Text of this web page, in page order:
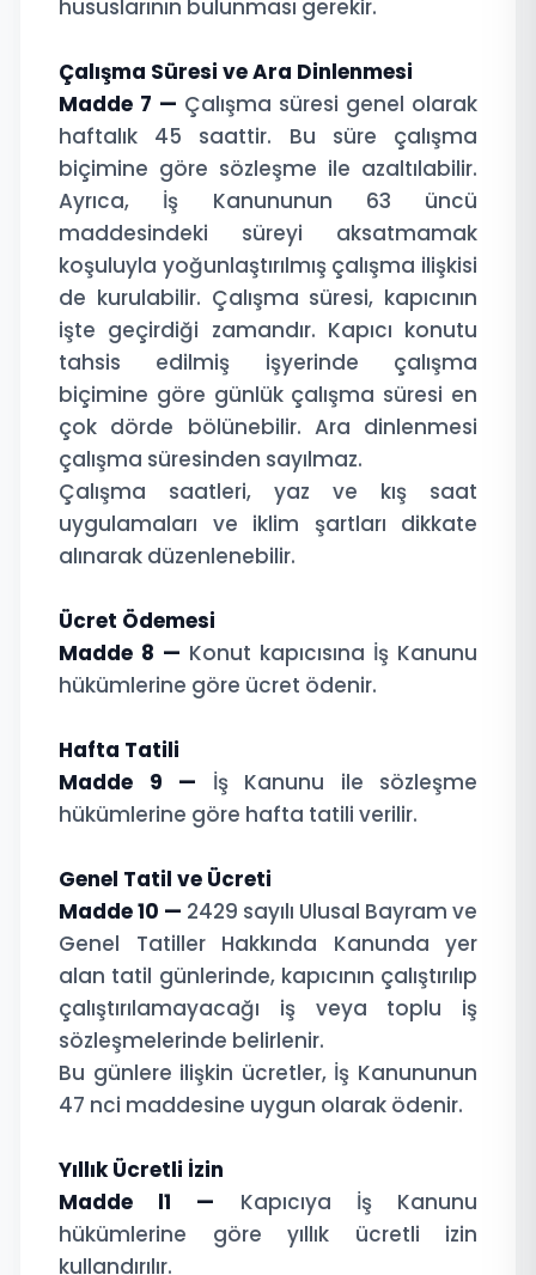
hususlarının bulunması gerekir.
Çalışma Süresi ve Ara Dinlenmesi
Madde 7 — Çalışma süresi genel olarak
haftalık 45 saattir. Bu süre çalışma
biçimine göre sözleşme ile azaltılabilir.
Ayrıca, İş Kanununun 63 üncü
maddesindeki süreyi aksatmamak
koşuluyla yoğunlaştırılmış çalışma ilişkisi
de kurulabilir. Çalışma süresi, kapıcının
işte geçirdiği zamandır. Kapıcı konutu
tahsis edilmiş işyerinde çalışma
biçimine göre günlük çalışma süresi en
çok dörde bölünebilir. Ara dinlenmesi
çalışma süresinden sayılmaz.
Çalışma saatleri, yaz ve kış saat
uygulamaları ve iklim şartları dikkate
alınarak düzenlenebilir.
Ücret Ödemesi
Madde 8 — Konut kapıcısına İş Kanunu
hükümlerine göre ücret ödenir.
Hafta Tatili
Madde 9 — İş Kanunu ile sözleşme
hükümlerine göre hafta tatili verilir.
Genel Tatil ve Ücreti
Madde 10 — 2429 sayılı Ulusal Bayram ve
Genel Tatiller Hakkında Kanunda yer
alan tatil günlerinde, kapıcının çalıştırılıp
çalıştırılamayacağı iş veya toplu iş
sözleşmelerinde belirlenir.
Bu günlere ilişkin ücretler, İş Kanununun
47 nci maddesine uygun olarak ödenir.
Yıllık Ücretli İzin
Madde l1 — Kapıcıya İş Kanunu
hükümlerine göre yıllık ücretli izin
kullandırılır.